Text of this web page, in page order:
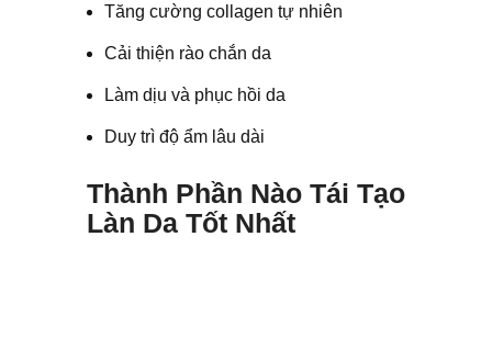
Tăng cường collagen tự nhiên
Cải thiện rào chắn da
Làm dịu và phục hồi da
Duy trì độ ẩm lâu dài
Thành Phần Nào Tái Tạo
Làn Da Tốt Nhất